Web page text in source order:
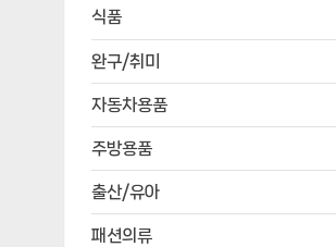
식품
완구/취미
자동차용품
주방용품
출산/유아
패션의류